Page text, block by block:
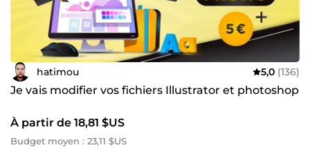
hatimou 5,0 (136)
Je vais modifier vos fichiers Illustrator et photoshop
À partir de 18,81 $US
Budget moyen : 23,11 $US